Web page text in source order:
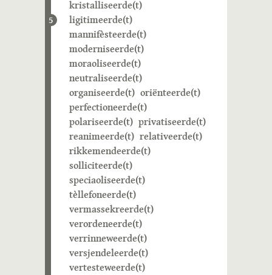
5
kristalliseerde(t)
ligitimeerde(t)
mannifèsteerde(t)
moderniseerde(t)
moraoliseerde(t)
neutraliseerde(t)
organiseerde(t) oriënteerde(t)
perfectioneerde(t)
polariseerde(t) privatiseerde(t)
reanimeerde(t) relativeerde(t)
rikkemendeerde(t)
solliciteerde(t)
speciaoliseerde(t)
tèllefoneerde(t)
vermassekreerde(t)
verordeneerde(t)
verrinneweerde(t)
versjendeleerde(t)
vertesteweerde(t)